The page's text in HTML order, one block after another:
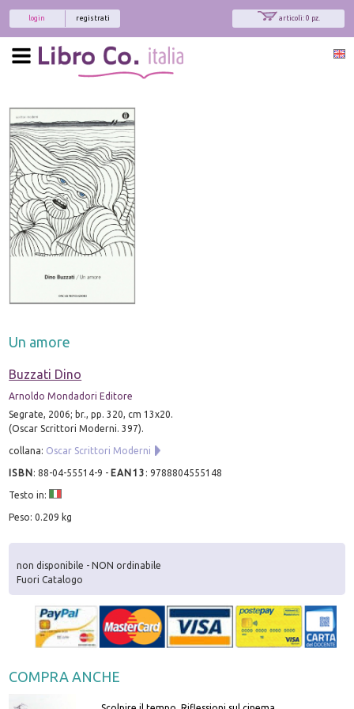
articoli: 0 pz.
registrati
login
Un amore
Buzzati Dino
Arnoldo Mondadori Editore
Segrate, 2006; br., pp. 320, cm 13x20.
(Oscar Scrittori Moderni. 397).
collana: Oscar Scrittori Moderni
ISBN:88-04-55514-9 - EAN13 :9788804555148
Testo in:
Peso: 0.209 kg
non disponibile - NON ordinabile
Fuori Catalogo
COMPRA ANCHE